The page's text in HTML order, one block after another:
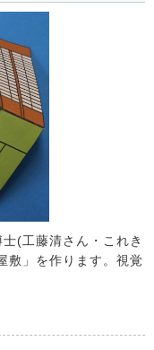
(⼯藤清さん・これき
敷」を作ります。視覚